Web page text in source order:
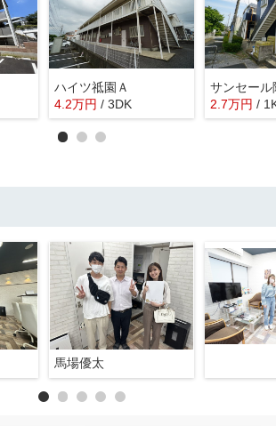
ハイツ祗園Ａ
4.2万円 / 3DK
サンセール
2.7万円 /
馬場優太